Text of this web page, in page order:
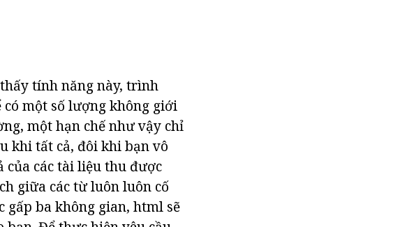
tính năng này, trình
có một số lượng không giới
một hạn chế như vậy chỉ
khi tất cả, đôi khi bạn vô
các tài liệu thu được
giữa các từ luôn luôn cố
gấp ba không gian, html sẽ